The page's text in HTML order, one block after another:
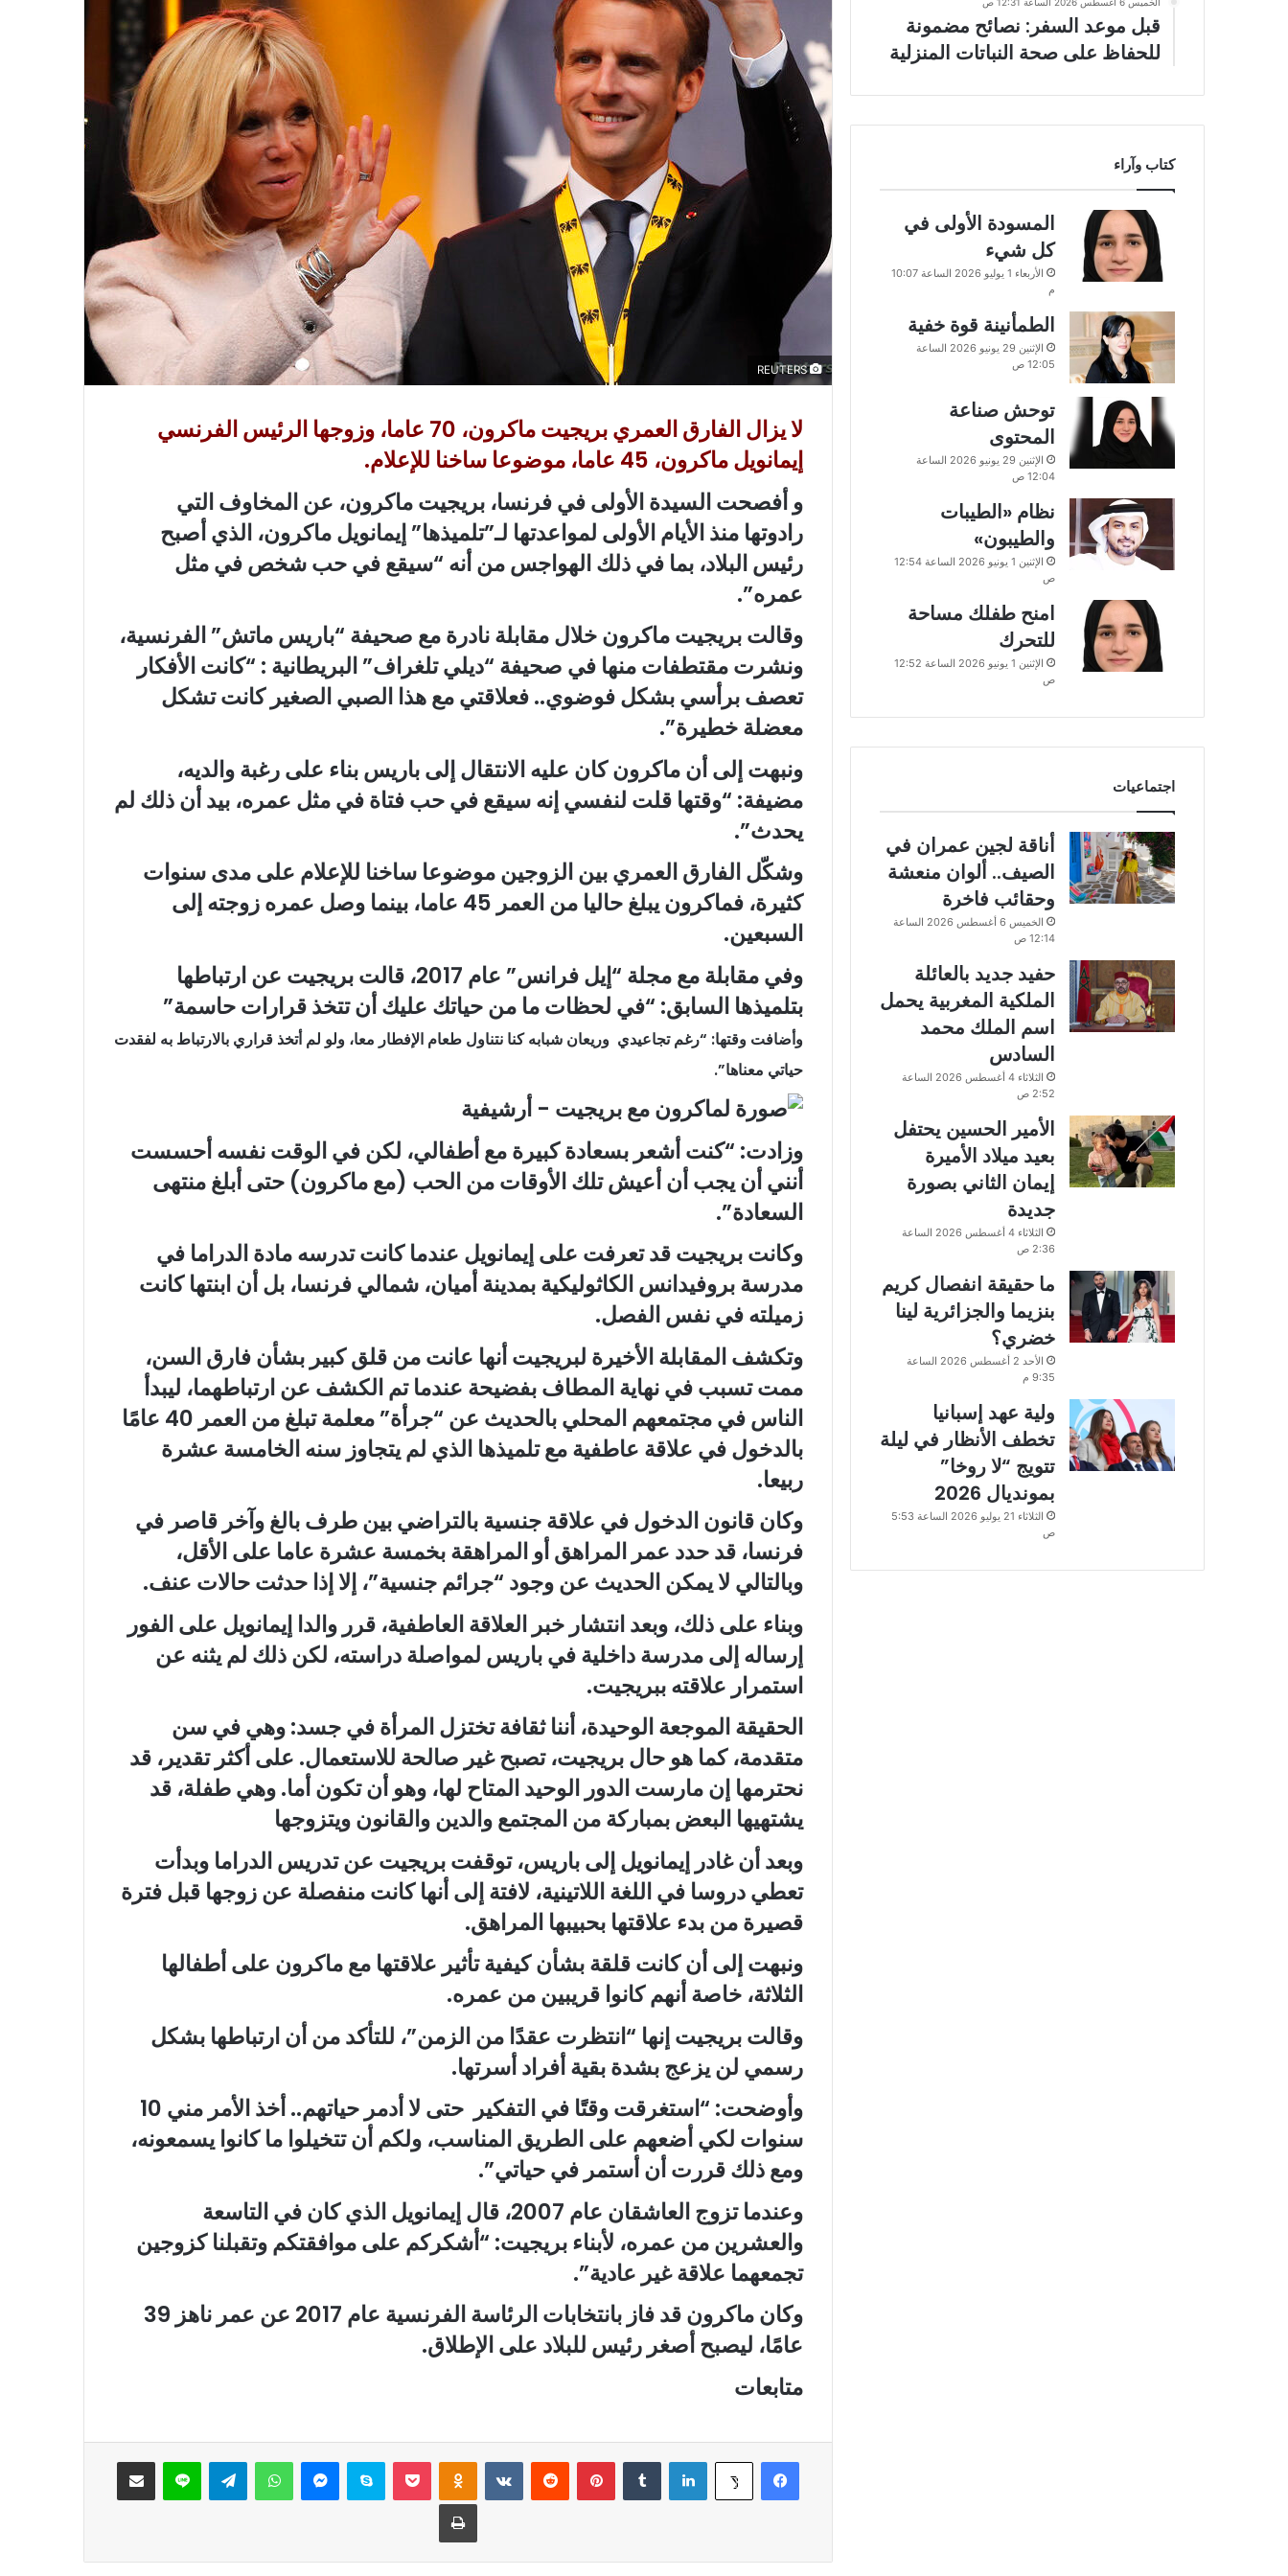
ا
إ
ل
ك
ت
ر
و
ن
ي
ا
REUTERS
لا يزال الفارق العمري بريجيت ماكرون، 70 عاما، وزوجها الرئيس الفرنسي
إيمانويل ماكرون، 45 عاما، موضوعا ساخنا للإعلام.
و أفصحت السيدة الأولى في فرنسا، بريجيت ماكرون، عن المخاوف التي
رادوتها منذ الأيام الأولى لمواعدتها لـ”تلميذها” إيمانويل ماكرون، الذي أصبح
رئيس البلاد، بما في ذلك الهواجس من أنه “سيقع في حب شخص في مثل
عمره”.
وقالت بريجيت ماكرون خلال مقابلة نادرة مع صحيفة “باريس ماتش” الفرنسية،
ونشرت مقتطفات منها في صحيفة “ديلي تلغراف” البريطانية : “كانت الأفكار
تعصف برأسي بشكل فوضوي.. فعلاقتي مع هذا الصبي الصغير كانت تشكل
معضلة خطيرة”.
ونبهت إلى أن ماكرون كان عليه الانتقال إلى باريس بناء على رغبة والديه،
مضيفة: “وقتها قلت لنفسي إنه سيقع في حب فتاة في مثل عمره، بيد أن ذلك لم
يحدث”.
وشكّل الفارق العمري بين الزوجين موضوعا ساخنا للإعلام على مدى سنوات
كثيرة، فماكرون يبلغ حاليا من العمر 45 عاما، بينما وصل عمره زوجته إلى
السبعين.
وفي مقابلة مع مجلة “إيل فرانس” عام 2017، قالت بريجيت عن ارتباطها
بتلميذها السابق: “في لحظات ما من حياتك عليك أن تتخذ قرارات حاسمة”
وأضافت وقتها: “رغم تجاعيدي وريعان شبابه كنا نتناول طعام الإفطار معا، ولو لم أتخذ قراري بالارتباط به لفقدت
حياتي معناها”.
وزادت: “كنت أشعر بسعادة كبيرة مع أطفالي، لكن في الوقت نفسه أحسست
أنني أن يجب أن أعيش تلك الأوقات من الحب (مع ماكرون) حتى أبلغ منتهى
السعادة”.
وكانت بريجيت قد تعرفت على إيمانويل عندما كانت تدرسه مادة الدراما في
مدرسة بروفيدانس الكاثوليكية بمدينة أميان، شمالي فرنسا، بل أن ابنتها كانت
زميلته في نفس الفصل.
وتكشف المقابلة الأخيرة لبريجيت أنها عانت من قلق كبير بشأن فارق السن،
ممت تسبب في نهاية المطاف بفضيحة عندما تم الكشف عن ارتباطهما، ليبدأ
الناس في مجتمعهم المحلي بالحديث عن “جرأة” معلمة تبلغ من العمر 40 عامًا
بالدخول في علاقة عاطفية مع تلميذها الذي لم يتجاوز سنه الخامسة عشرة
ربيعا.
وكان قانون الدخول في علاقة جنسية بالتراضي بين طرف بالغ وآخر قاصر في
فرنسا، قد حدد عمر المراهق أو المراهقة بخمسة عشرة عاما على الأقل،
وبالتالي لا يمكن الحديث عن وجود “جرائم جنسية”، إلا إذا حدثت حالات عنف.
وبناء على ذلك، وبعد انتشار خبر العلاقة العاطفية، قرر والدا إيمانويل على الفور
إرساله إلى مدرسة داخلية في باريس لمواصلة دراسته، لكن ذلك لم يثنه عن
استمرار علاقته ببريجيت.
الحقيقة الموجعة الوحيدة، أننا ثقافة تختزل المرأة في جسد: وهي في سن
متقدمة، كما هو حال بريجيت، تصبح غير صالحة للاستعمال. على أكثر تقدير، قد
نحترمها إن مارست الدور الوحيد المتاح لها، وهو أن تكون أما. وهي طفلة، قد
يشتهيها البعض بمباركة من المجتمع والدين والقانون ويتزوجها
وبعد أن غادر إيمانويل إلى باريس، توقفت بريجيت عن تدريس الدراما وبدأت
تعطي دروسا في اللغة اللاتينية، لافتة إلى أنها كانت منفصلة عن زوجها قبل فترة
قصيرة من بدء علاقتها بحبيبها المراهق.
ونبهت إلى أن كانت قلقة بشأن كيفية تأثير علاقتها مع ماكرون على أطفالها
الثلاثة، خاصة أنهم كانوا قريبين من عمره.
وقالت بريجيت إنها “انتظرت عقدًا من الزمن”، للتأكد من أن ارتباطها بشكل
رسمي لن يزعج بشدة بقية أفراد أسرتها.
وأوضحت: “استغرقت وقتًا في التفكير حتى لا أدمر حياتهم.. أخذ الأمر مني 10
سنوات لكي أضعهم على الطريق المناسب، ولكم أن تتخيلوا ما كانوا يسمعونه،
ومع ذلك قررت أن أستمر في حياتي”.
وعندما تزوج العاشقان عام 2007، قال إيمانويل الذي كان في التاسعة
والعشرين من عمره، لأبناء بريجيت: “أشكركم على موافقتكم وتقبلنا كزوجين
تجمعهما علاقة غير عادية”.
وكان ماكرون قد فاز بانتخابات الرئاسة الفرنسية عام 2017 عن عمر ناهز 39
عامًا، ليصبح أصغر رئيس للبلاد على الإطلاق.
متابعات
فيسبوك ‫X لينكدإن بينتيريست سكايب واتساب لاين
قبل موعد السفر: نصائح مضمونة
للحفاظ على صحة النباتات المنزلية
كتاب وآراء
المسودة الأولى في
كل شيء
الأربعاء 1 يوليو 2026 الساعة 10:07
م
الطمأنينة قوة خفية
الإثنين 29 يونيو 2026 الساعة
12:05 ص
توحش صناعة
المحتوى
الإثنين 29 يونيو 2026 الساعة
12:04 ص
نظام «الطيبات
والطيبون»
الإثنين 1 يونيو 2026 الساعة 12:54
ص
امنح طفلك مساحة
للتحرك
الإثنين 1 يونيو 2026 الساعة 12:52
ص
اجتماعيات
أناقة لجين عمران في
الصيف.. ألوان منعشة
وحقائب فاخرة
الخميس 6 أغسطس 2026 الساعة
12:14 ص
حفيد جديد بالعائلة
الملكية المغربية يحمل
اسم الملك محمد
السادس
الثلاثاء 4 أغسطس 2026 الساعة
2:52 ص
الأمير الحسين يحتفل
بعيد ميلاد الأميرة
إيمان الثاني بصورة
جديدة
الثلاثاء 4 أغسطس 2026 الساعة
2:36 ص
ما حقيقة انفصال كريم
بنزيما والجزائرية لينا
خضري؟
الأحد 2 أغسطس 2026 الساعة
9:35 م
ولية عهد إسبانيا
تخطف الأنظار في ليلة
تتويج “لا روخا”
بمونديال 2026
الثلاثاء 21 يوليو 2026 الساعة 5:53
ص